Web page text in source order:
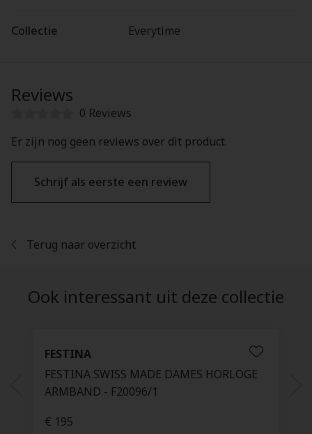
Collectie Everytime
Reviews
0 Reviews
Er zijn nog geen reviews over dit product.
Schrijf als eerste een review
Terug naar overzicht
Ook interessant uit deze collectie
FESTINA
FESTINA SWISS MADE DAMES HORLOGE
ARMBAND - F20096/1
€ 195